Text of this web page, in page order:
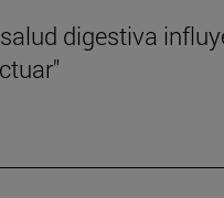
digestiva